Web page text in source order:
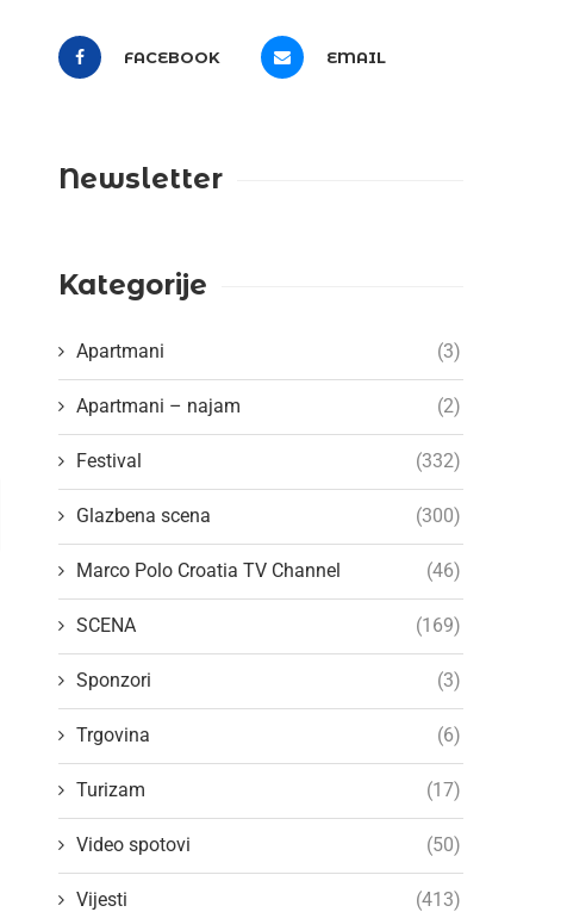
FACEBOOK EMAIL
Newsletter
Kategorije
Apartmani (3)
Apartmani – najam (2)
Festival (332)
Glazbena scena (300)
Marco Polo Croatia TV Channel (46)
SCENA (169)
Sponzori (3)
Trgovina (6)
Turizam (17)
Video spotovi (50)
Vijesti (413)